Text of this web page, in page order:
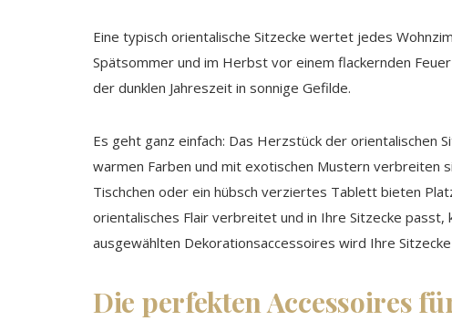
Eine typisch orientalische Sitzecke wertet jedes
Spätsommer und im Herbst vor einem flackernden
der dunklen Jahreszeit in sonnige Gefilde.
Es geht ganz einfach: Das Herzstück der orientalischen
warmen Farben und mit exotischen Mustern verbreiten
Tischchen oder ein hübsch verziertes Tablett bieten
orientalisches Flair verbreitet und in Ihre Sitzecke
ausgewählten Dekorationsaccessoires wird Ihre
Die perfekten Accessoires